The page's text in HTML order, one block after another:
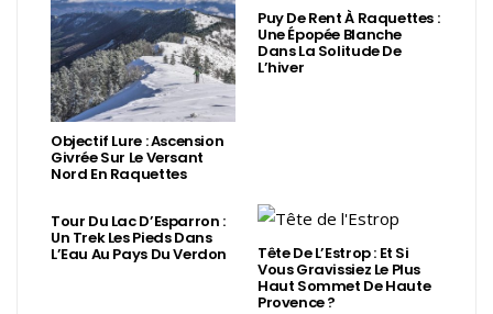
Objectif Lure : Ascension
Givrée Sur Le Versant
Nord En Raquettes
Puy De Rent À Raquettes :
Une Épopée Blanche
Dans La Solitude De
L’hiver
Tour Du Lac D’Esparron :
Un Trek Les Pieds Dans
L’Eau Au Pays Du Verdon Tête De L’Estrop : Et Si
Vous Gravissiez Le Plus
Haut Sommet De Haute
Provence ?